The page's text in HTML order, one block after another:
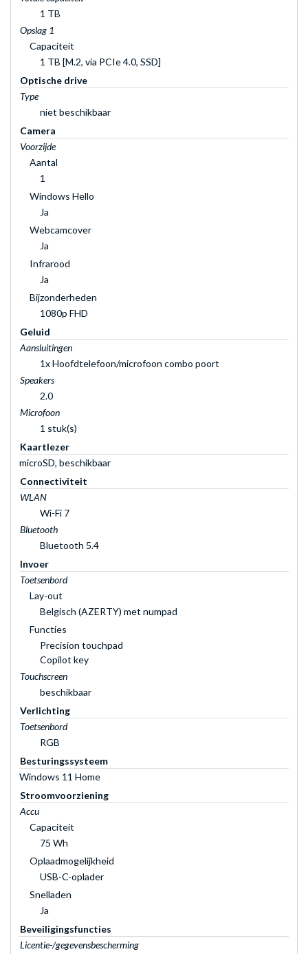
1 TB
Opslag 1
Capaciteit
1 TB [M.2, via PCIe 4.0, SSD]
Optische drive
Type
niet beschikbaar
Camera
Voorzijde
Aantal
1
Windows Hello
Ja
Webcamcover
Ja
Infrarood
Ja
Bijzonderheden
1080p FHD
Geluid
Aansluitingen
1x Hoofdtelefoon/microfoon combo poort
Speakers
2.0
Microfoon
1 stuk(s)
Kaartlezer
microSD, beschikbaar
Connectiviteit
WLAN
Wi-Fi 7
Bluetooth
Bluetooth 5.4
Invoer
Toetsenbord
Lay-out
Belgisch (AZERTY) met numpad
Functies
Precision touchpad
Copilot key
Touchscreen
beschikbaar
Verlichting
Toetsenbord
RGB
Besturingssysteem
Windows 11 Home
Stroomvoorziening
Accu
Capaciteit
75 Wh
Oplaadmogelijkheid
USB-C-oplader
Snelladen
Ja
Beveiligingsfuncties
Licentie-/gegevensbescherming